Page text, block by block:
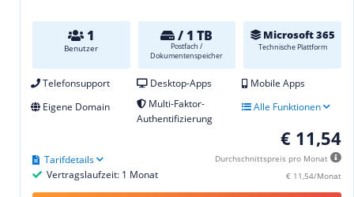
1
Benutzer
/ 1 TB
Postfach /
Dokumentenspeicher
Microsoft 365
Technische Plattform
Telefonsupport Desktop-Apps
Mobile Apps
Eigene Domain
Multi-Faktor-
Authentifizierung
Alle Funktionen
€ 11,54
Durchschnittspreis pro Monat
€ 11,54/Monat
Vertragslaufzeit: 1 Monat
Tarifdetails